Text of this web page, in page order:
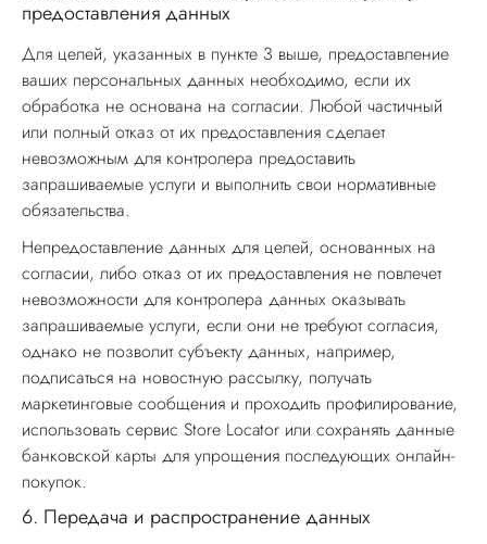
предоставления данных
Для целей, указанных в пункте 3 выше, предоставление
ваших персональных данных необходимо, если их
обработка не основана на согласии. Любой частичный
или полный отказ от их предоставления сделает
невозможным для контролера предоставить
запрашиваемые услуги и выполнить свои нормативные
обязательства.
Непредоставление данных для целей, основанных на
согласии, либо отказ от их предоставления не повлечет
невозможности для контролера данных оказывать
запрашиваемые услуги, если они не требуют согласия,
однако не позволит субъекту данных, например,
подписаться на новостную рассылку, получать
маркетинговые сообщения и проходить профилирование,
использовать сервис Store Locator или сохранять данные
банковской карты для упрощения последующих онлайн-
покупок.
6. Передача и распространение данных